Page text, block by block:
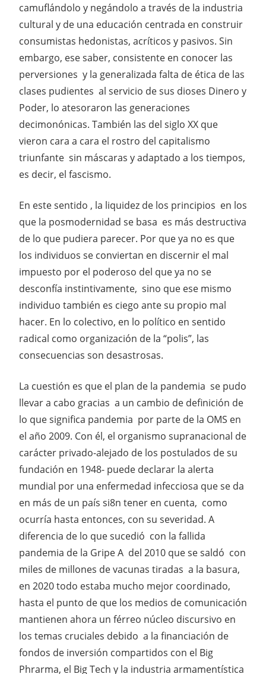
camuflándolo y negándolo a través de la industria
cultural y de una educación centrada en construir
consumistas hedonistas, acríticos y pasivos. Sin
embargo, ese saber, consistente en conocer las
perversiones y la generalizada falta de ética de las
clases pudientes al servicio de sus dioses Dinero y
Poder, lo atesoraron las generaciones
decimonónicas. También las del siglo XX que
vieron cara a cara el rostro del capitalismo
triunfante sin máscaras y adaptado a los tiempos,
es decir, el fascismo.
En este sentido , la liquidez de los principios en los
que la posmodernidad se basa es más destructiva
de lo que pudiera parecer. Por que ya no es que
los individuos se conviertan en discernir el mal
impuesto por el poderoso del que ya no se
desconfía instintivamente, sino que ese mismo
individuo también es ciego ante su propio mal
hacer. En lo colectivo, en lo político en sentido
radical como organización de la “polis”, las
consecuencias son desastrosas.
La cuestión es que el plan de la pandemia se pudo
llevar a cabo gracias a un cambio de definición de
lo que significa pandemia por parte de la OMS en
el año 2009. Con él, el organismo supranacional de
carácter privado-alejado de los postulados de su
fundación en 1948- puede declarar la alerta
mundial por una enfermedad infecciosa que se da
en más de un país si8n tener en cuenta, como
ocurría hasta entonces, con su severidad. A
diferencia de lo que sucedió con la fallida
pandemia de la Gripe A del 2010 que se saldó con
miles de millones de vacunas tiradas a la basura,
en 2020 todo estaba mucho mejor coordinado,
hasta el punto de que los medios de comunicación
mantienen ahora un férreo núcleo discursivo en
los temas cruciales debido a la financiación de
fondos de inversión compartidos con el Big
Phrarma, el Big Tech y la industria armamentística